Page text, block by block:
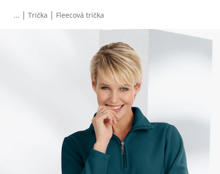
... | Trička | Fleecová trička